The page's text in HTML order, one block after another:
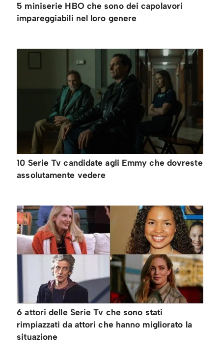
5 miniserie HBO che sono dei capolavori
impareggiabili nel loro genere
10 Serie Tv candidate agli Emmy che dovreste
assolutamente vedere
6 attori delle Serie Tv che sono stati
rimpiazzati da attori che hanno migliorato la
situazione